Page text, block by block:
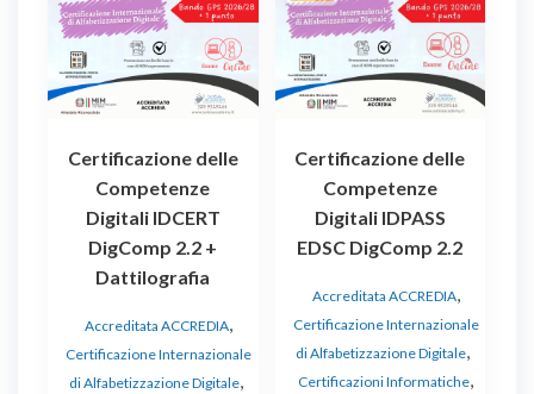
Certificazione delle
Competenze
Digitali IDCERT
DigComp 2.2 +
Dattilografia
Accreditata ACCREDIA,
Certificazione Internazionale
di Alfabetizzazione Digitale,
Certificazione delle
Competenze
Digitali IDPASS
EDSC DigComp 2.2
Accreditata ACCREDIA,
Certificazione Internazionale
di Alfabetizzazione Digitale,
Certificazioni Informatiche,